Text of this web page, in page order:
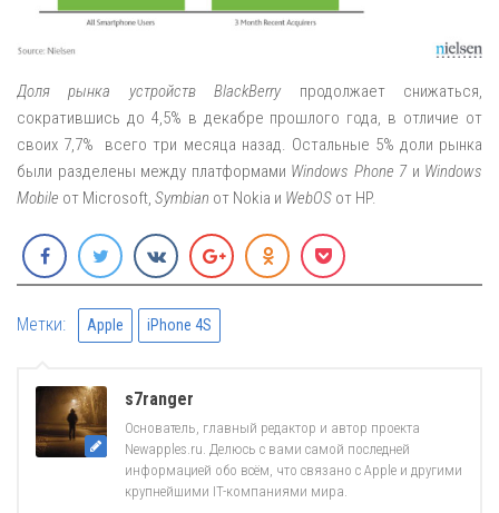
Доля рынка устройств BlackBerryпродолжает снижаться,
сократившись до 4,5% в декабре прошлого года, в отличие от
своих 7,7% всего три месяца назад. Остальные 5% доли рынка
были разделены между платформами Windows Phone 7и Windows
Mobile от Microsoft, Symbian от Nokia и WebOS от HP.
Метки: Apple iPhone 4S
s7ranger
Основатель, главный редактор и автор проекта
Newapples.ru. Делюсь с вами самой последней
информацией обо всём, что связано с Apple и другими
крупнейшими IT-компаниями мира.